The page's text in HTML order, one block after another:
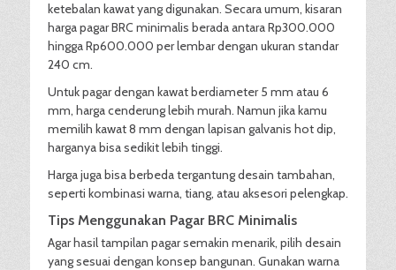
ketebalan kawat yang digunakan. Secara umum, kisaran
harga pagar BRC minimalis berada antara Rp300.000
hingga Rp600.000 per lembar dengan ukuran standar
240 cm.
Untuk pagar dengan kawat berdiameter 5 mm atau 6
mm, harga cenderung lebih murah. Namun jika kamu
memilih kawat 8 mm dengan lapisan galvanis hot dip,
harganya bisa sedikit lebih tinggi.
Harga juga bisa berbeda tergantung desain tambahan,
seperti kombinasi warna, tiang, atau aksesori pelengkap.
Tips Menggunakan Pagar BRC Minimalis
Agar hasil tampilan pagar semakin menarik, pilih desain
yang sesuai dengan konsep bangunan. Gunakan warna